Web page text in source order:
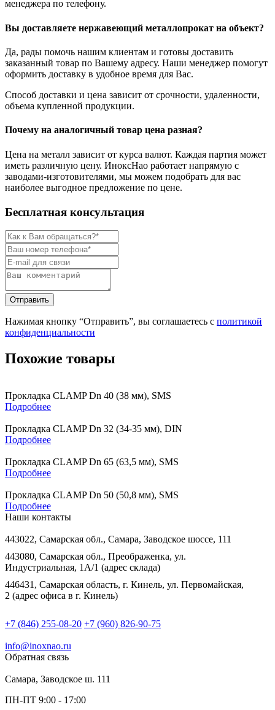
менеджера по телефону.
Вы доставляете нержавеющий металлопрокат на объект?
Да, рады помочь нашим клиентам и готовы доставить
заказанный товар по Вашему адресу. Наши менеджер помогут
оформить доставку в удобное время для Вас.
Способ доставки и цена зависит от срочности, удаленности,
объема купленной продукции.
Почему на аналогичный товар цена разная?
Цена на металл зависит от курса валют. Каждая партия может
иметь различную цену. ИноксНао работает напрямую с
заводами-изготовителями, мы можем подобрать для вас
наиболее выгодное предложение по цене.
Бесплатная консультация
Нажимая кнопку “Отправить”, вы соглашаетесь с политикой
конфиденциальности
Похожие товары
Прокладка CLAMP Dn 40 (38 мм), SMS
Подробнее
Прокладка CLAMP Dn 32 (34-35 мм), DIN
Подробнее
Прокладка CLAMP Dn 65 (63,5 мм), SMS
Подробнее
Прокладка CLAMP Dn 50 (50,8 мм), SMS
Подробнее
Наши контакты
443022, Самарская обл., Самара, Заводское шоссе, 111
443080, Самарская обл., Преображенка, ул.
Индустриальная, 1А/1 (адрес склада)
446431, Самарская область, г. Кинель, ул. Первомайская,
2 (адрес офиса в г. Кинель)
+7 (846) 255-08-20 +7 (960) 826-90-75
info@inoxnao.ru
Обратная связь
Самара, Заводское ш. 111
ПН-ПТ 9:00 - 17:00